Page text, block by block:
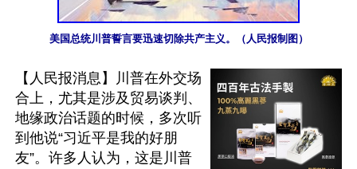
美国总统川普誓言要迅速切除共产主义。（人民报制图）
【人民报消息】川普在外交场
合上，尤其是涉及贸易谈判、
地缘政治话题的时候，多次听
到他说“习近平是我的好朋
友”。许多人认为，这是川普